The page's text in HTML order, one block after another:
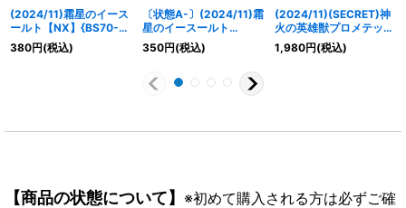
(2024/11)霜星のイース
ールト【NX】{BS70-
NX02}《白》
380円(税込)
〔状態A-〕(2024/11)霜
星のイースールト
【NX】{BS70-NX02}
《白》
350円(税込)
(2024/11)(SECRET)神
火の英雄獣プロメテッ
ク・リュコス【NX-
SEC】{BS69-NX02}
1,980円(税込)
【商品の状態について】 ※初めて購入される方は必ずご確